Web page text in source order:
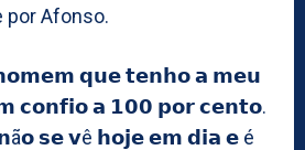
por Afonso.
𝗵𝗼𝗺𝗲𝗺 𝗾𝘂𝗲 𝘁𝗲𝗻𝗵𝗼 𝗮 𝗺𝗲𝘂
𝗰𝗼𝗻𝗳𝗶𝗼 𝗮 𝟭𝟬𝟬 𝗽𝗼𝗿 𝗰𝗲𝗻𝘁𝗼.
𝘀𝗲 𝘃ê 𝗵𝗼𝗷𝗲 𝗲𝗺 𝗱𝗶𝗮 𝗲 é